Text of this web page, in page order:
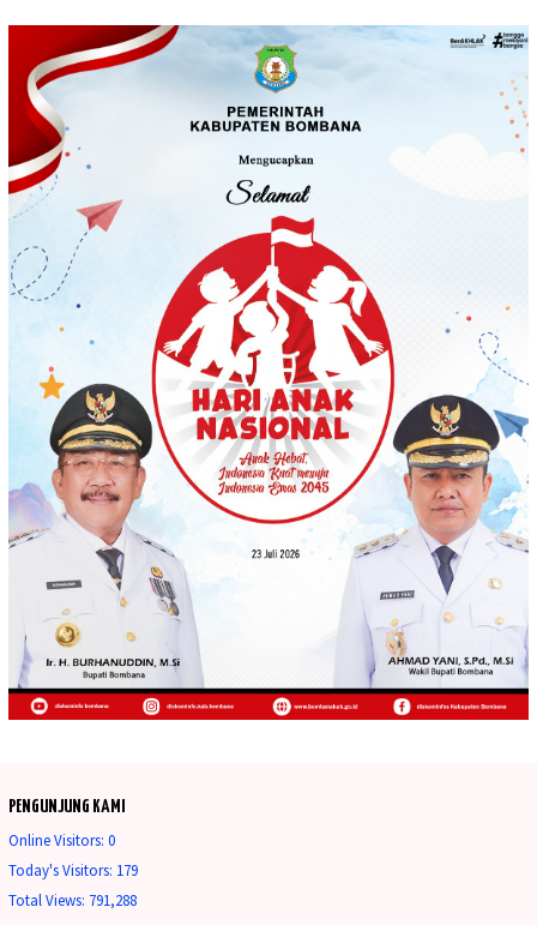
PENGUNJUNG KAMI
Online Visitors: 0
Today's Visitors: 179
Total Views: 791,288